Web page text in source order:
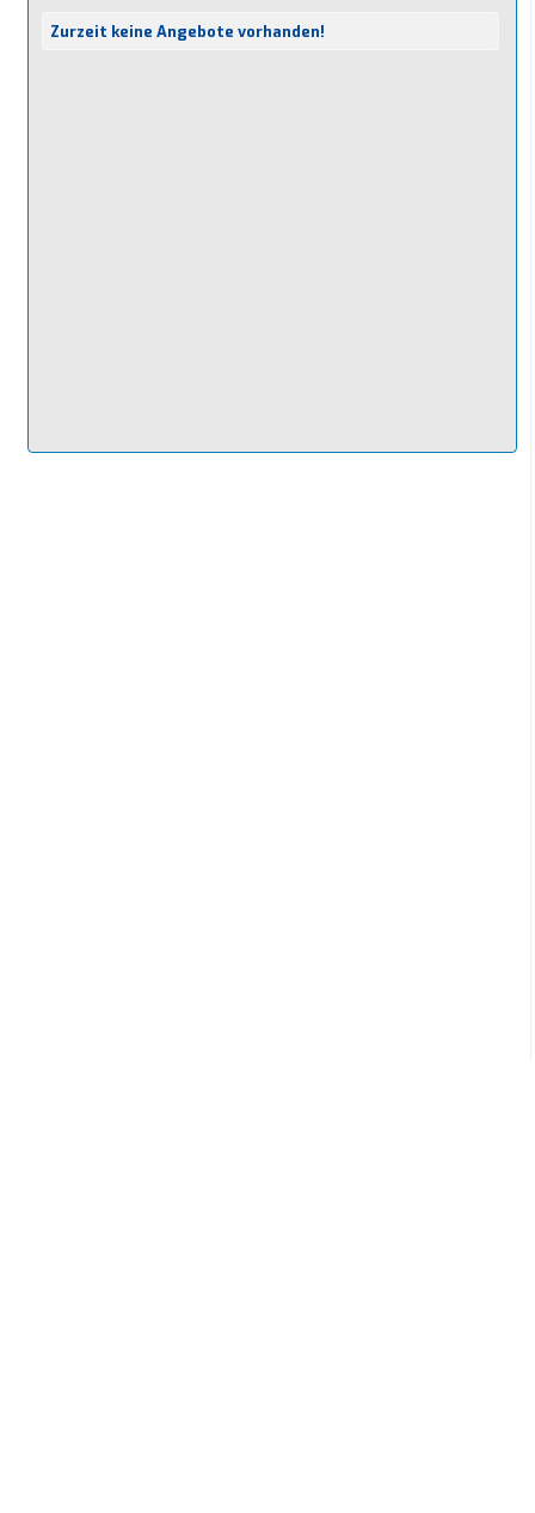
Zurzeit keine Angebote vorhanden!